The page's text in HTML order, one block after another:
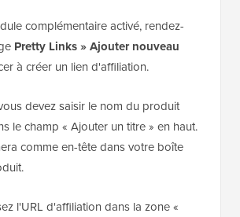
complémentaire activé, rendez-
Pretty Links »Ajouter nouveau
à créer un lien d'affiliation.
devez saisir le nom du produit
le champ « Ajouter un titre » en haut.
comme en-tête dans votre boîte
l'URL d'affiliation dans la zone «